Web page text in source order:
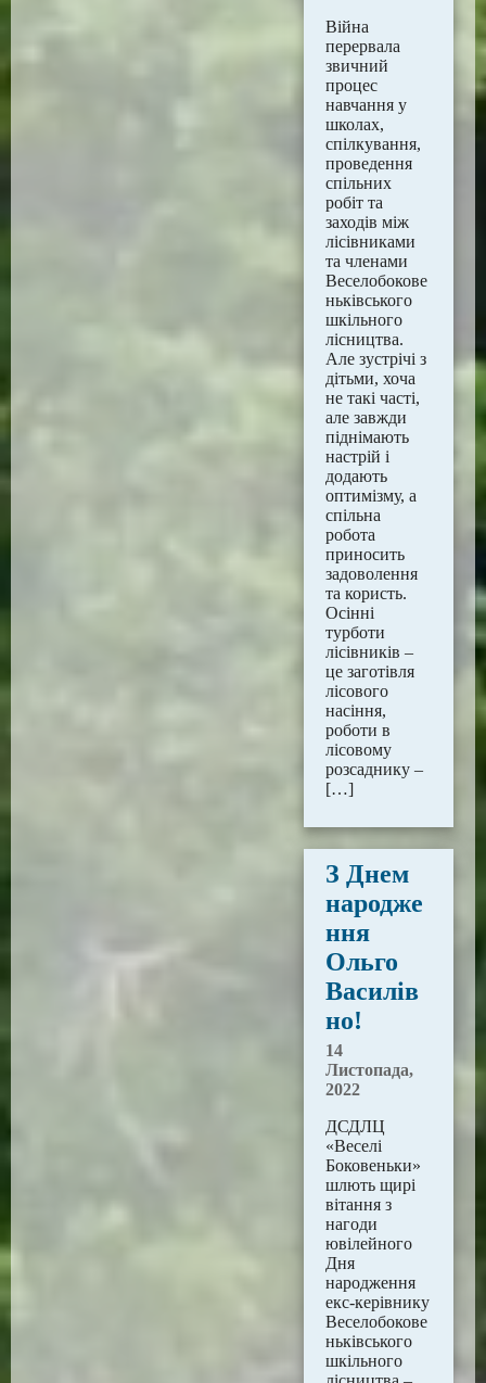
Війна
перервала
звичний
процес
навчання у
школах,
спілкування,
проведення
спільних
робіт та
заходів між
лісівниками
та членами
Веселобокове
ньківського
шкільного
лісництва.
Але зустрічі з
дітьми, хоча
не такі часті,
але завжди
піднімають
настрій і
додають
оптимізму, а
спільна
робота
приносить
задоволення
та користь.
Осінні
турботи
лісівників –
це заготівля
лісового
насіння,
роботи в
лісовому
розсаднику –
[…]
З Днем
народже
ння
Ольго
Василів
но!
14
Листопада,
2022
ДСДЛЦ
«Веселі
Боковеньки»
шлють щирі
вітання з
нагоди
ювілейного
Дня
народження
екс-керівнику
Веселобокове
ньківського
шкільного